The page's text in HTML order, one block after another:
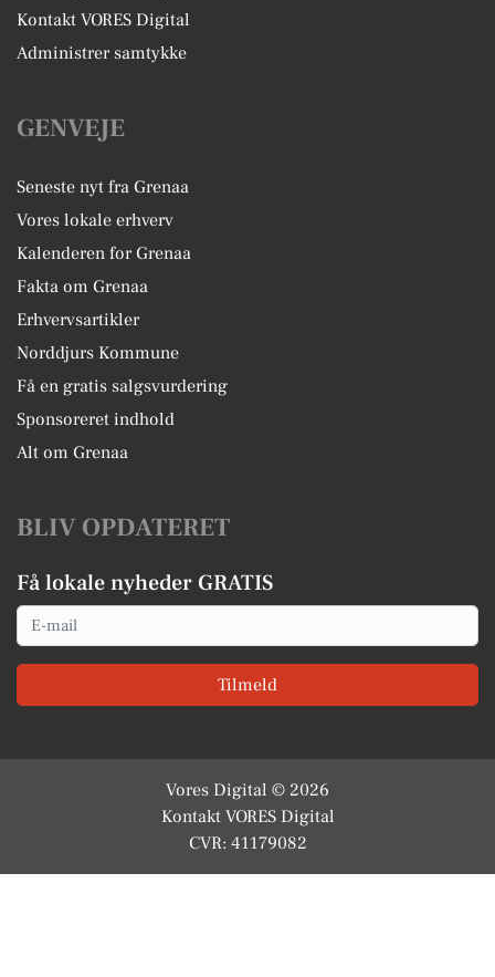
Kontakt VORES Digital
Administrer samtykke
GENVEJE
Seneste nyt fra Grenaa
Vores lokale erhverv
Kalenderen for Grenaa
Fakta om Grenaa
Erhvervsartikler
Norddjurs Kommune
Få en gratis salgsvurdering
Sponsoreret indhold
Alt om Grenaa
BLIV OPDATERET
Få lokale nyheder GRATIS
Email
Tilmeld
Vores Digital © 2026
Kontakt VORES Digital
CVR: 41179082